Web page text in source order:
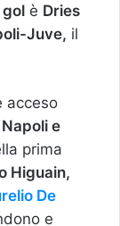
gol è Dries
Juve, il
acceso
Napoli e
prima
Higuain,
De
e